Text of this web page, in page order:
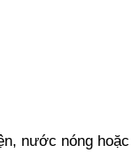
nước nóng hoặc